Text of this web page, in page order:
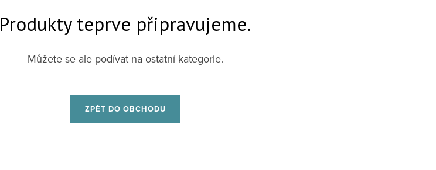
Produkty teprve připravujeme.
Můžete se ale podívat na ostatní kategorie.
ZPĚT DO OBCHODU